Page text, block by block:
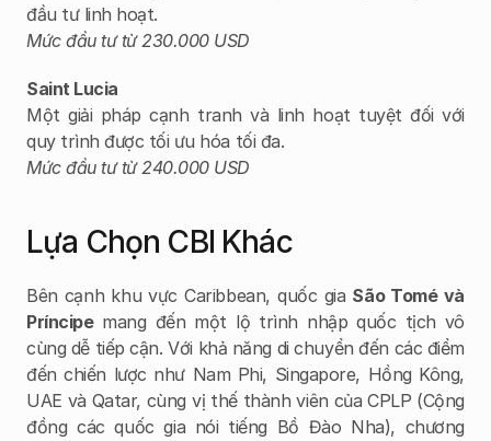
đầu tư linh hoạt.
Mức đầu tư từ 230.000 USD
Saint Lucia
Một giải pháp cạnh tranh và linh hoạt tuyệt đối với
quy trình được tối ưu hóa tối đa.
Mức đầu tư từ 240.000 USD
Lựa Chọn CBI Khác
Bên cạnh khu vực Caribbean, quốc gia São Tomé và
Príncipe mang đến một lộ trình nhập quốc tịch vô
cùng dễ tiếp cận. Với khả năng di chuyển đến các điểm
đến chiến lược như Nam Phi, Singapore, Hồng Kông,
UAE và Qatar, cùng vị thế thành viên của CPLP (Cộng
đồng các quốc gia nói tiếng Bồ Đào Nha), chương